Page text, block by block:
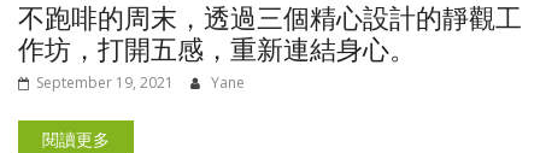
不跑啡的周末，透過三個精心設計的靜觀工
作坊，打開五感，重新連結身心。
September 19, 2021 Yane
閱讀更多